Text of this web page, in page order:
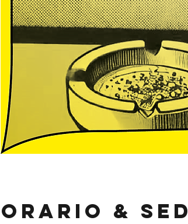
Orario &